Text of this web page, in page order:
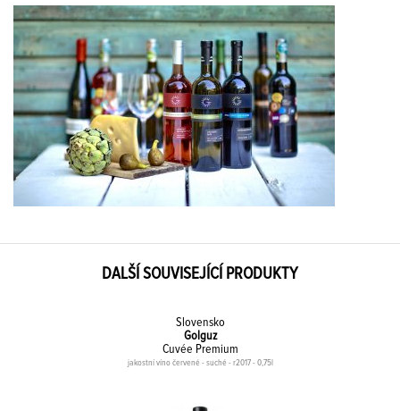
DALŠÍ SOUVISEJÍCÍ PRODUKTY
Slovensko
Golguz
Cuvée Premium
jakostní víno červené - suché - r2017 - 0,75l